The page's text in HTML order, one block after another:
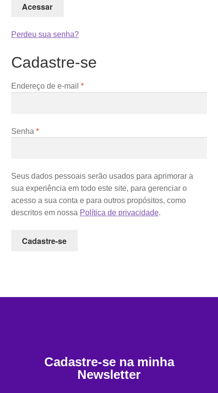
Acessar
Perdeu sua senha?
Cadastre-se
Endereço de e-mail *Obrigatório
Senha *Obrigatório
Seus dados pessoais serão usados para aprimorar a
sua experiência em todo este site, para gerenciar o
acesso a sua conta e para outros propósitos, como
descritos em nossa Política de privacidade.
Cadastre-se
Cadastre-se na minha
Newsletter